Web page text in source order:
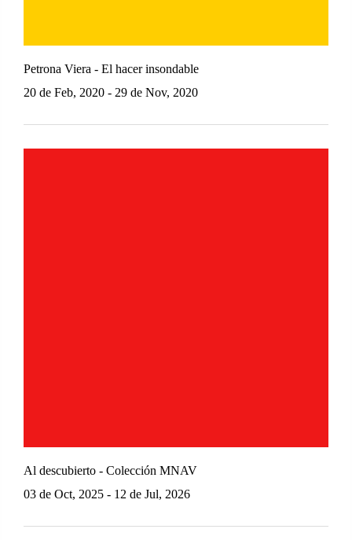
Petrona Viera - El hacer insondable
20 de Feb, 2020 - 29 de Nov, 2020
Al descubierto - Colección MNAV
03 de Oct, 2025 - 12 de Jul, 2026